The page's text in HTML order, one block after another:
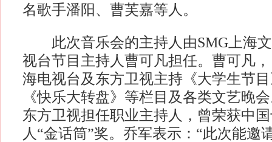
名歌手潘阳、曹芙嘉等人。
此次音乐会的主持人由SMG上海文
视台节目主持人曹可凡担任。曹可凡
海电视台及东方卫视主持《大学生节
《快乐大转盘》等栏目及各类文艺晚
东方卫视担任职业主持人，曾荣获中
人“金话筒”奖。乔军表示：“此次能邀